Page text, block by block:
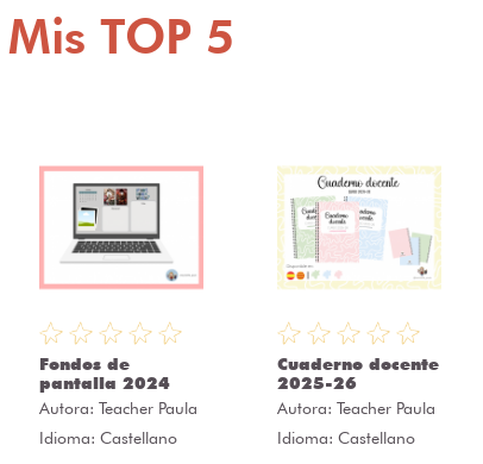
Mis TOP 5
Fondos de
pantalla 2024
Autora: Teacher Paula
Idioma: Castellano
Cuaderno docente
2025-26
Autora: Teacher Paula
Idioma: Castellano